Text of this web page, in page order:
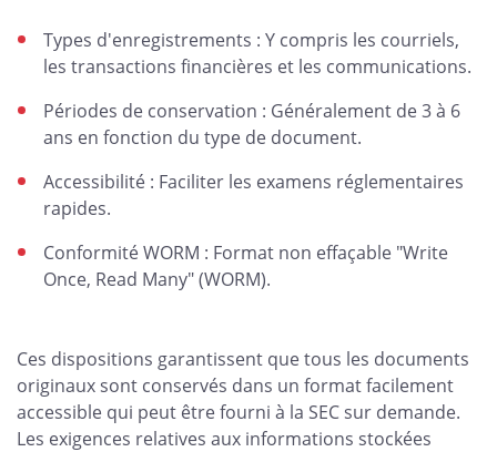
Types d'enregistrements : Y compris les courriels,
les transactions financières et les communications.
Périodes de conservation : Généralement de 3 à 6
ans en fonction du type de document.
Accessibilité : Faciliter les examens réglementaires
rapides.
Conformité WORM : Format non effaçable "Write
Once, Read Many" (WORM).
Ces dispositions garantissent que tous les documents
originaux sont conservés dans un format facilement
accessible qui peut être fourni à la SEC sur demande.
Les exigences relatives aux informations stockées